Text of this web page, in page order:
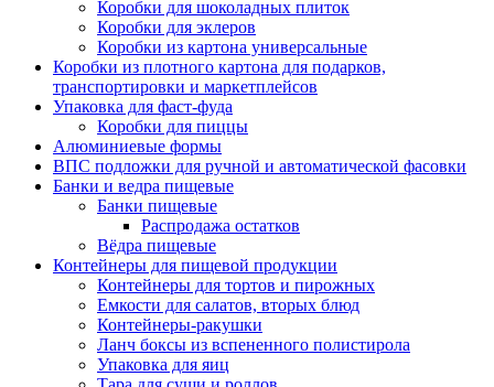
Коробки для шоколадных плиток
Коробки для эклеров
Коробки из картона универсальные
Коробки из плотного картона для подарков,
транспортировки и маркетплейсов
Упаковка для фаст-фуда
Коробки для пиццы
Алюминиевые формы
ВПС подложки для ручной и автоматической фасовки
Банки и ведра пищевые
Банки пищевые
Распродажа остатков
Вёдра пищевые
Контейнеры для пищевой продукции
Контейнеры для тортов и пирожных
Емкости для салатов, вторых блюд
Контейнеры-ракушки
Ланч боксы из вспененного полистирола
Упаковка для яиц